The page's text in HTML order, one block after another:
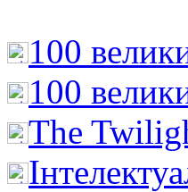
100
100
The